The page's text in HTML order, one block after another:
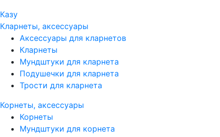
Казу
Кларнеты, аксессуары
Аксессуары для кларнетов
Кларнеты
Мундштуки для кларнета
Подушечки для кларнета
Трости для кларнета
Корнеты, аксессуары
Корнеты
Мундштуки для корнета